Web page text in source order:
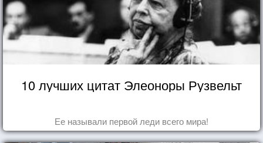
10 лучших цитат Элеоноры Рузвельт
Ее называли первой леди всего мира!